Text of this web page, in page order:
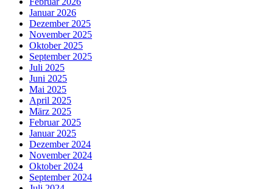
Januar 2026
Dezember 2025
November 2025
Oktober 2025
September 2025
Juli 2025
Juni 2025
Mai 2025
April 2025
März 2025
Februar 2025
Januar 2025
Dezember 2024
November 2024
Oktober 2024
September 2024